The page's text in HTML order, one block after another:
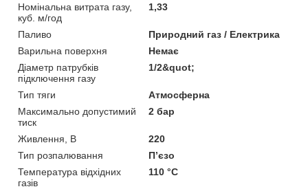
Номінальна витрата газу,
куб. м/год
1,33
Паливо
Природний газ / Електрика
Варильна поверхня
Немає
Діаметр патрубків
підключення газу
1/2&quot;
Тип тяги
Атмосферна
Максимально допустимий
тиск
2 бар
Живлення, В
220
Тип розпалювання
П’єзо
Температура відхідних
газів
110 °C